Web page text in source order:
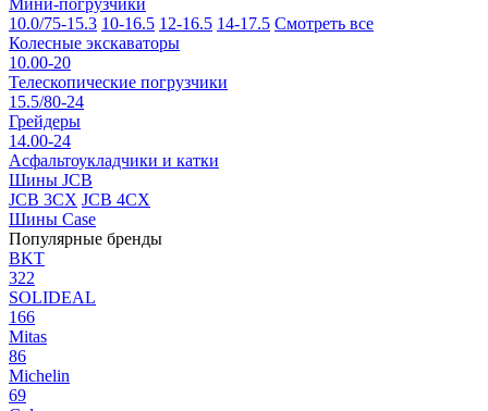
Мини-погрузчики
10.0/75-15.3 10-16.5 12-16.5 14-17.5 Смотреть все
Колесные экскаваторы
10.00-20
Телескопические погрузчики
15.5/80-24
Грейдеры
14.00-24
Асфальтоукладчики и катки
Шины JCB
JCB 3CX JCB 4CX
Шины Case
Популярные бренды
BKT
322
SOLIDEAL
166
Mitas
86
Michelin
69